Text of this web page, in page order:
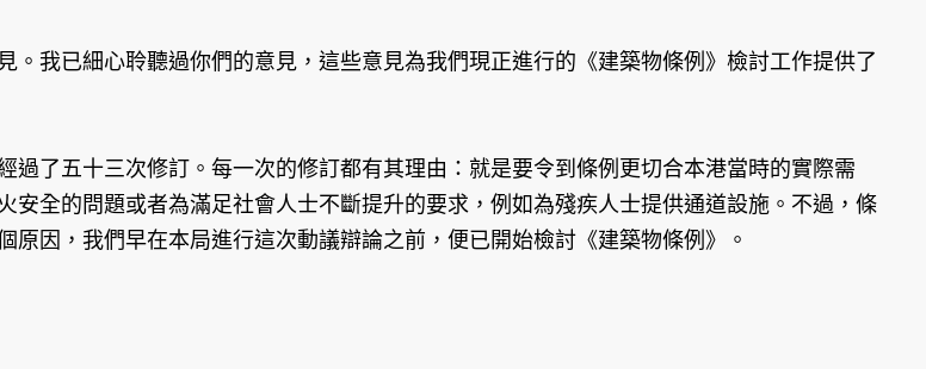
我已細心聆聽過你們的意見，這些意見為我們現正進行的《建築物條例》檢討工作提供了
了五十三次修訂。每一次的修訂都有其理由：就是要令到條例更切合本港當時的實際需
全的問題或者為滿足社會人士不斷提升的要求，例如為殘疾人士提供通道設施。不過，條
因，我們早在本局進行這次動議辯論之前，便已開始檢討《建築物條例》。